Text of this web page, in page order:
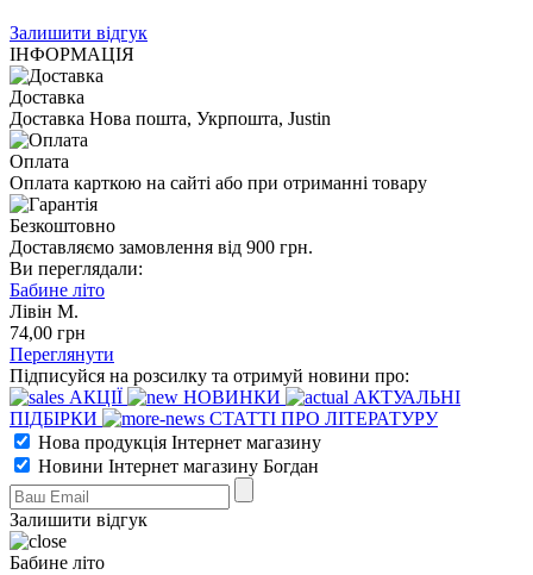
Залишити відгук
ІНФОРМАЦІЯ
Доставка
Доставка Нова пошта, Укрпошта, Justin
Оплата
Оплата карткою на сайті або при отриманні товару
Безкоштовно
Доставляємо замовлення від 900 грн.
Ви переглядали:
Бабине літо
Лівін М.
74,00 грн
Переглянути
Підписуйся на розсилку та отримуй новини про:
АКЦІЇ
НОВИНКИ
АКТУАЛЬНІ
ПІДБІРКИ
СТАТТІ ПРО ЛІТЕРАТУРУ
Нова продукція Інтернет магазину
Новини Інтернет магазину Богдан
Залишити відгук
Бабине літо